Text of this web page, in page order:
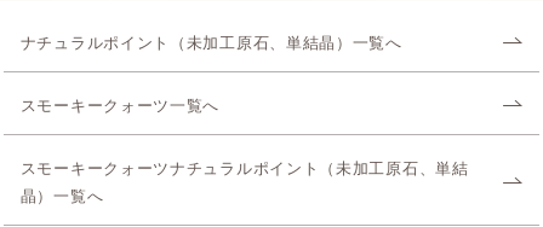
ナチュラルポイント（未加工原石、単結晶）一覧へ
スモーキークォーツ一覧へ
スモーキークォーツナチュラルポイント（未加工原石、単結
晶）一覧へ